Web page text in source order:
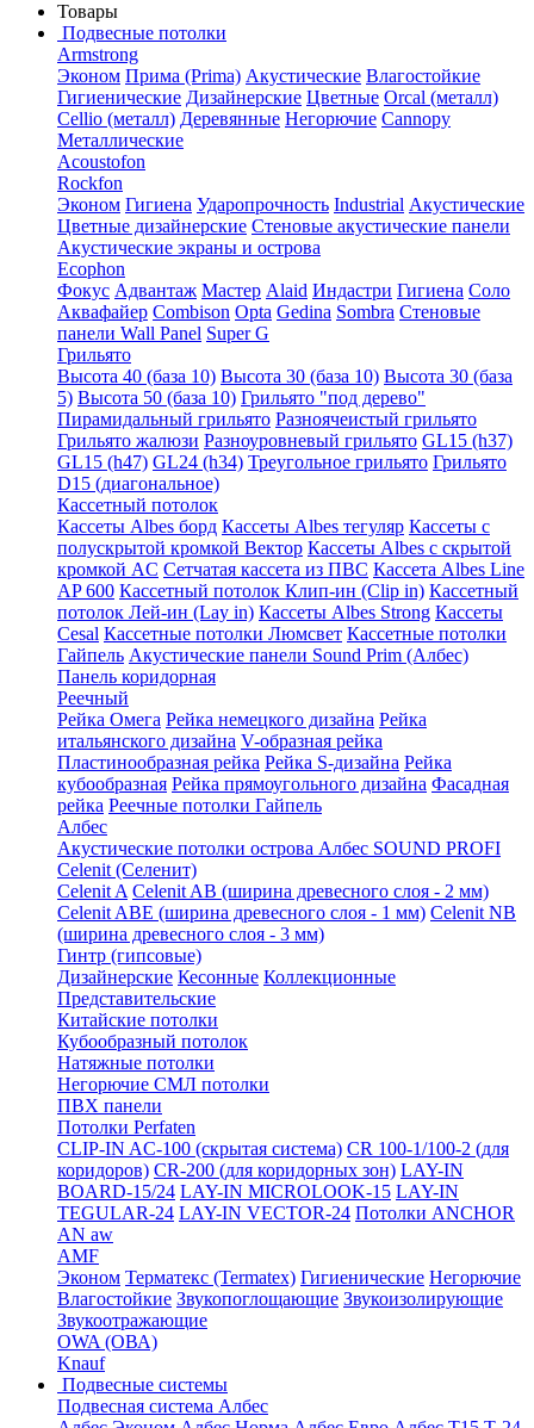
Товары
Подвесные потолки
Armstrong
Эконом Прима (Prima) Акустические Влагостойкие
Гигиенические Дизайнерские Цветные Orcal (металл)
Cellio (металл) Деревянные Негорючие Cannopy
Металлические
Acoustofon
Rockfon
Эконом Гигиена Ударопрочность Industrial Акустические
Цветные дизайнерские Стеновые акустические панели
Акустические экраны и острова
Ecophon
Фокус Адвантаж Мастер Alaid Индастри Гигиена Соло
Аквафайер Combison Opta Gedina Sombra Стеновые
панели Wall Panel Super G
Грильято
Высота 40 (база 10) Высота 30 (база 10) Высота 30 (база
5) Высота 50 (база 10) Грильято "под дерево"
Пирамидальный грильято Разноячеистый грильято
Грильято жалюзи Разноуровневый грильято GL15 (h37)
GL15 (h47) GL24 (h34) Треугольное грильято Грильято
D15 (диагональное)
Кассетный потолок
Кассеты Albes борд Кассеты Albes тегуляр Кассеты с
полускрытой кромкой Вектор Кассеты Albes с скрытой
кромкой AC Сетчатая кассета из ПВС Кассета Albes Line
AP 600 Кассетный потолок Клип-ин (Clip in) Кассетный
потолок Лей-ин (Lay in) Кассеты Albes Strong Кассеты
Cesal Кассетные потолки Люмсвет Кассетные потолки
Гайпель Акустические панели Sound Prim (Албес)
Панель коридорная
Реечный
Рейка Омега Рейка немецкого дизайна Рейка
итальянского дизайна V-образная рейка
Пластинообразная рейка Рейка S-дизайна Рейка
кубообразная Рейка прямоугольного дизайна Фасадная
рейка Реечные потолки Гайпель
Албес
Акустические потолки острова Албес SOUND PROFI
Celenit (Селенит)
Celenit A Celenit AB (ширина древесного слоя - 2 мм)
Celenit ABE (ширина древесного слоя - 1 мм) Celenit NB
(ширина древесного слоя - 3 мм)
Гинтр (гипсовые)
Дизайнерские Кесонные Коллекционные
Представительские
Китайские потолки
Кубообразный потолок
Натяжные потолки
Негорючие СМЛ потолки
ПВХ панели
Потолки Perfaten
CLIP-IN AC-100 (скрытая система) CR 100-1/100-2 (для
коридоров) CR-200 (для коридорных зон) LAY-IN
BOARD-15/24 LAY-IN MICROLOOK-15 LAY-IN
TEGULAR-24 LAY-IN VECTOR-24 Потолки ANCHOR
AN aw
AMF
Эконом Терматекс (Termatex) Гигиенические Негорючие
Влагостойкие Звукопоглощающие Звукоизолирующие
Звукоотражающие
OWA (ОВА)
Knauf
Подвесные системы
Подвесная система Албес